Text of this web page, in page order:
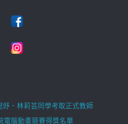
妤、林莉芸同學考取正式教師
電腦動畫競賽得獎名單